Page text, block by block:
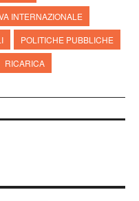
INTERNAZIONALE
POLITICHE PUBBLICHE
RICARICA